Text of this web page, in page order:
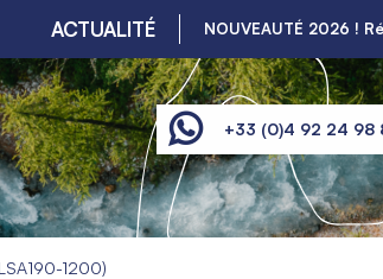
ACTUALITÉ NOUVEAUTÉ 2026 !
+33 (0)4 92 24 98
1200)